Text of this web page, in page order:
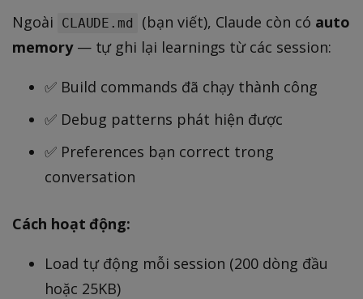
Ngoài CLAUDE.md (bạn viết), Claude còn có auto
memory— tự ghi lại learnings từ các session:
✅ Build commands đã chạy thành công
✅ Debug patterns phát hiện được
✅ Preferences bạn correct trong
conversation
Cách hoạt động:
Load tự động mỗi session (200 dòng đầu
hoặc 25KB)